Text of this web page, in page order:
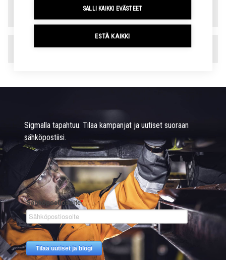
Toimipaikat
Sigmalla tapahtuu. Tilaa kampanjat ja uutiset suoraan
sähköpostiisi.
SALLI KAIKKI EVÄSTEET
ESTÄ KAIKKI